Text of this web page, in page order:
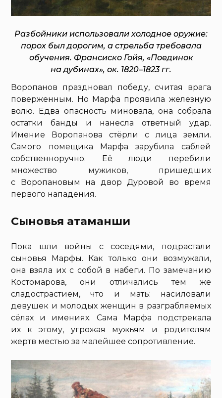
Разбойники использовали холодное оружие:
порох был дорогим, а стрельба требовала
обучения. Франсиско Гойя, «Поединок
на дубинах», ок. 1820–1823 гг.
Воропанов праздновал победу, считая врага
поверженным. Но Марфа проявила железную
волю. Едва опасность миновала, она собрала
остатки банды и нанесла ответный удар.
Имение Воропанова стёрли с лица земли.
Самого помещика Марфа зарубила саблей
собственноручно. Её люди перебили
множество мужиков, пришедших
с Воропановым на двор Дуровой во время
первого нападения.
Сыновья атаманши
Пока шли войны с соседями, подрастали
сыновья Марфы. Как только они возмужали,
она взяла их с собой в набеги. По замечанию
Костомарова, они отличались тем же
сладострастием, что и мать: насиловали
девушек и молодых женщин в разграбляемых
сёлах и имениях. Сама Марфа подстрекала
их к этому, угрожая мужьям и родителям
жертв местью за малейшее сопротивление.